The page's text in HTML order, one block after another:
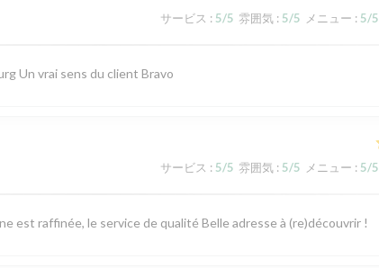
サービス : 5/5 雰囲気 : 5/5 メニュー : 5/5
Un vrai sens du client Bravo
サービス : 5/5 雰囲気 : 5/5 メニュー : 5/5
est raffinée, le service de qualité Belle adresse à (re)découvrir !